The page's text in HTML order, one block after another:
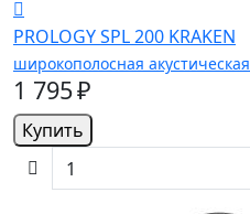
PROLOGY SPL 200 KRAKEN
широкополосная
1 795 ₽
Купить